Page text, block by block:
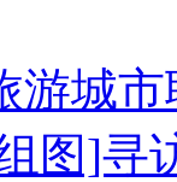
游城
图]寻